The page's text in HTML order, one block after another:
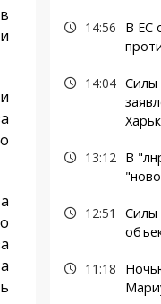
14:56
В ЕС
14:04 Силы
13:12
В
12:51
Силы
11:18